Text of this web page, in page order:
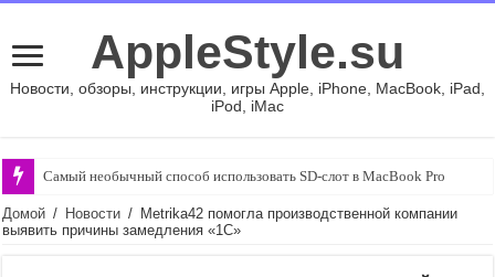
AppleStyle.su
Новости, обзоры, инструкции, игры Apple, iPhone, MacBook, iPad,
iPod, iMac
Самый необычный способ использовать SD-слот в MacBook Pro
Домой / Новости / Metrika42 помогла производственной компании
выявить причины замедления «1С»